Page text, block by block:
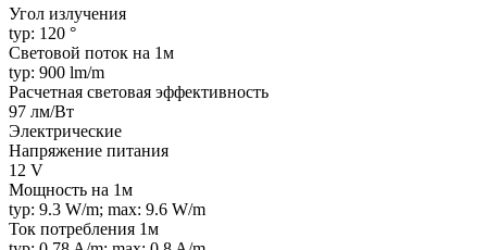
Угол излучения
typ: 120 °
Световой поток на 1м
typ: 900 lm/m
Расчетная световая эффективность
97 лм/Вт
Электрические
Напряжение питания
12 V
Мощность на 1м
typ: 9.3 W/m; max: 9.6 W/m
Ток потребления 1м